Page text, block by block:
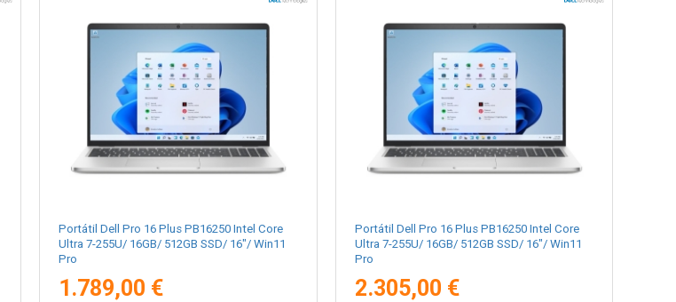
Portátil Dell Pro 16 Plus PB16250 Intel Core
Ultra 7-255U/ 16GB/ 512GB SSD/ 16"/ Win11
Pro
1.789,00 €
Portátil Dell Pro 16 Plus PB16250 Intel Core
Ultra 7-255U/ 16GB/ 512GB SSD/ 16"/ Win11
Pro
2.305,00 €